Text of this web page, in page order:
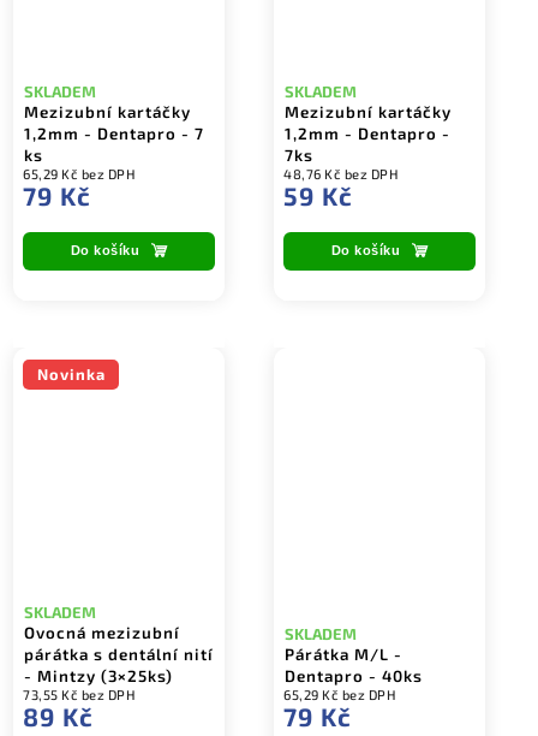
Mezizubní kartáčky
1,2mm - Dentapro - 7
ks
SKLADEM
65,29 Kč bez DPH
79 Kč
Do košíku
Mezizubní kartáčky
1,2mm - Dentapro -
7ks
SKLADEM
48,76 Kč bez DPH
59 Kč
Do košíku
Novinka
Ovocná mezizubní
párátka s dentální nití
- Mintzy (3×25ks)
SKLADEM
73,55 Kč bez DPH
89 Kč
Párátka M/L -
Dentapro - 40ks
SKLADEM
65,29 Kč bez DPH
79 Kč